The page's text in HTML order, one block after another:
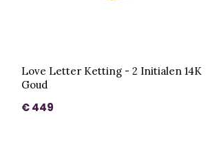
Love Letter Ketting - 2 Initialen 14K
Goud
€ 449